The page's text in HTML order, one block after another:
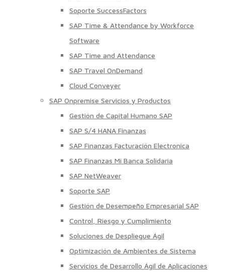
Soporte SuccessFactors
SAP Time & Attendance by Workforce
Software
SAP Time and Attendance
SAP Travel OnDemand
Cloud Conveyer
SAP Onpremise Servicios y Productos
Gestión de Capital Humano SAP
SAP S/4 HANA Finanzas
SAP Finanzas Facturación Electronica
SAP Finanzas Mi Banca Solidaria
SAP NetWeaver
Soporte SAP
Gestión de Desempeño Empresarial SAP
Control, Riesgo y Cumplimiento
Soluciones de Despliegue Ágil
Optimización de Ambientes de Sistema
Servicios de Desarrollo Ágil de Aplicaciones